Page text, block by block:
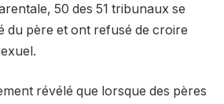
50 des 51 tribunaux se
du père et ont refusé de croire
révélé que lorsque des pères